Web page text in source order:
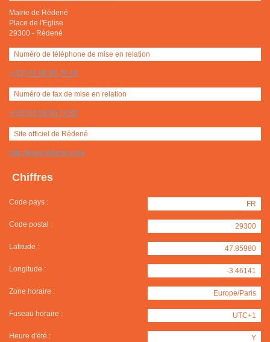
Mairie de Rédené
Place de l'Eglise
29300 - Rédené
Numéro de téléphone de mise en relation
+(33) 02 98 96 70 44
Numéro de fax de mise en relation
+(33) 02 98 96 74 85
Site officiel de Rédené
http://www.redene.com/
Chiffres
Code pays : FR
Code postal : 29300
Latitude : 47.85980
Longitude : -3.46141
Zone horaire : Europe/Paris
Fuseau horaire : UTC+1
Heure d'été : Y